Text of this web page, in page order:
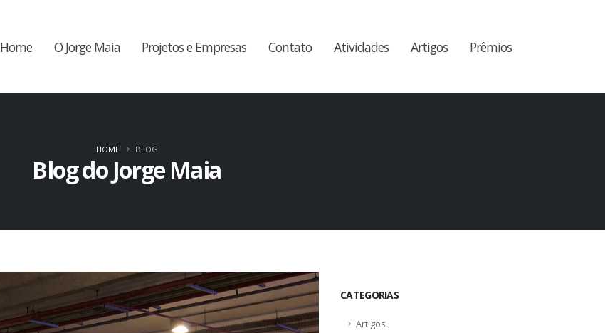
Home O Jorge Maia Projetos e Empresas Contato Atividades Artigos Prêmios
Blog do Jorge Maia
HOME BLOG
CATEGORIAS
Artigos